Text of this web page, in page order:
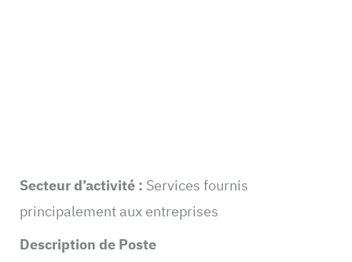
Secteur d’activité : Services fournis
principalement aux entreprises
Description de Poste